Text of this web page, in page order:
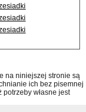
na niniejszej stronie są
ich bez pisemnej
własne jest